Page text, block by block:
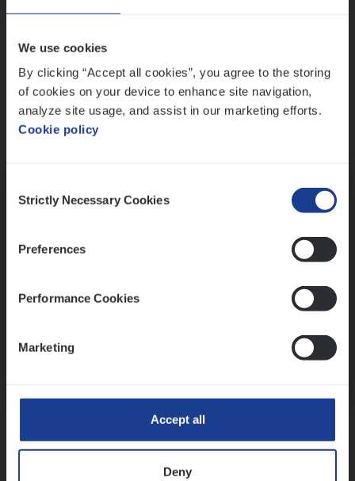
We use cookies
By clicking “Accept all cookies”, you agree to the storing
of cookies on your device to enhance site navigation,
analyze site usage, and assist in our marketing efforts.
Cookie policy
Selection
Strictly Necessary Cookies
Preferences
Performance Cookies
Marketing
Accept all
Deny